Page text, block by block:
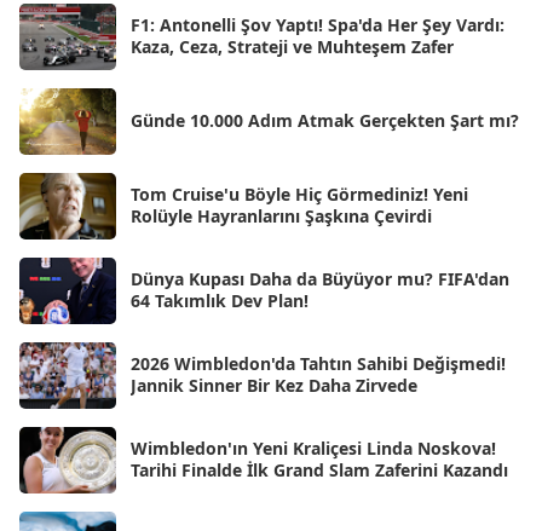
Nis 2025 [56]
Mar 2025
Şub 2025
Oca 2025
Ara 2024 [25]
Kas 2024
Eki 2024 [46]
Eyl 2024
Ağu 2024 [10]
Tem 2024
Haz 2024 [30]
F1: Antonelli Şov Yaptı! Spa'da Her Şey Vardı:
Kaza, Ceza, Strateji ve Muhteşem Zafer
Günde 10.000 Adım Atmak Gerçekten Şart mı?
Tom Cruise'u Böyle Hiç Görmediniz! Yeni
Rolüyle Hayranlarını Şaşkına Çevirdi
Dünya Kupası Daha da Büyüyor mu? FIFA'dan
64 Takımlık Dev Plan!
2026 Wimbledon'da Tahtın Sahibi Değişmedi!
Jannik Sinner Bir Kez Daha Zirvede
Wimbledon'ın Yeni Kraliçesi Linda Noskova!
Tarihi Finalde İlk Grand Slam Zaferini Kazandı